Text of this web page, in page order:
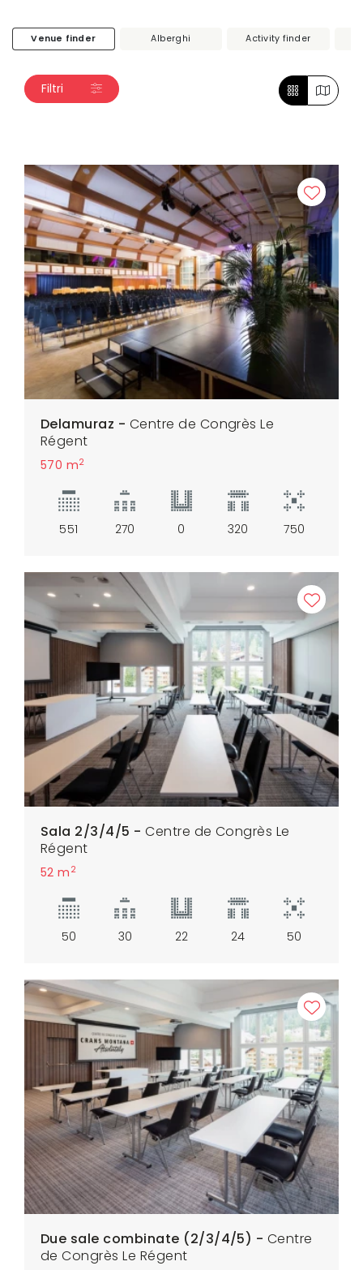
Venue finder Alberghi Activity finder
Filtri
Delamuraz - Centre de Congrès Le
Régent
570 m2
551 270 0 320 750
Sala 2/3/4/5 -Centre de Congrès Le
Régent
52 m 2
50 30 22 24 50
Due sale combinate (2/3/4/5) - Centre
de Congrès Le Régent